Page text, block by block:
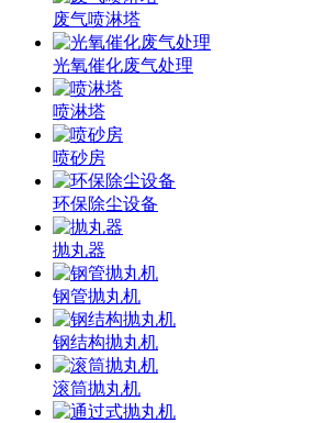
废气喷淋塔
光氧催化废气处理
喷淋塔
喷砂房
环保除尘设备
抛丸器
钢管抛丸机
钢结构抛丸机
滚筒抛丸机